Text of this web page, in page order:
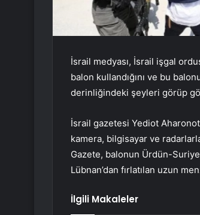
İsrail medyası, İsrail işgal
balon kullandığını ve bu
derinliğindeki şeyleri görüp
İsrail gazetesi Yediot
kamera, bilgisayar ve
Gazete, balonun Ürdün-
Lübnan’dan fırlatılan uzun
İlgili Makaleler